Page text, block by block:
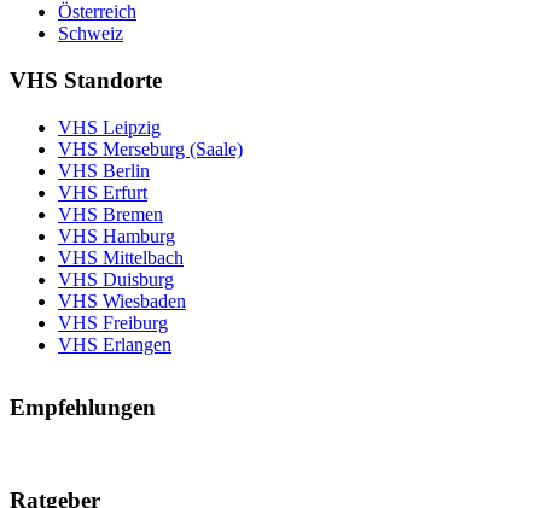
Österreich
Schweiz
VHS Standorte
VHS Leipzig
VHS Merseburg (Saale)
VHS Berlin
VHS Erfurt
VHS Bremen
VHS Hamburg
VHS Mittelbach
VHS Duisburg
VHS Wiesbaden
VHS Freiburg
VHS Erlangen
Empfehlungen
Ratgeber